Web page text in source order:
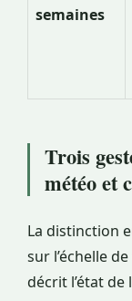
semaines
Trois
météo et
La distinction
sur l’échelle
décrit l’état